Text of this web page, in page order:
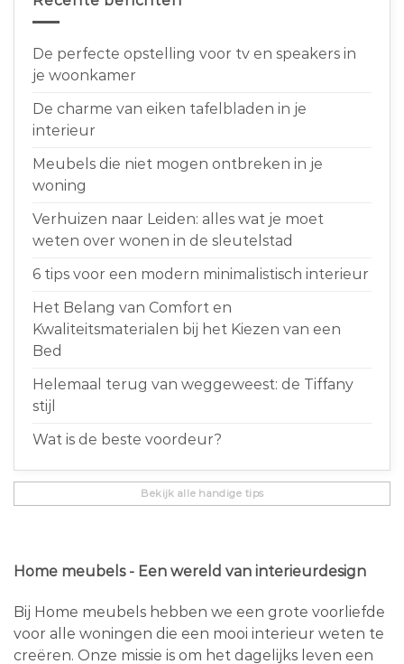
De perfecte opstelling voor tv en speakers in
je woonkamer
De charme van eiken tafelbladen in je
interieur
Meubels die niet mogen ontbreken in je
woning
Verhuizen naar Leiden: alles wat je moet
weten over wonen in de sleutelstad
6 tips voor een modern minimalistisch interieur
Het Belang van Comfort en
Kwaliteitsmaterialen bij het Kiezen van een
Bed
Helemaal terug van weggeweest: de Tiffany
stijl
Wat is de beste voordeur?
Bekijk alle handige tips
Home meubels - Een wereld van interieurdesign
Bij Home meubels hebben we een grote voorliefde
voor alle woningen die een mooi interieur weten te
creëren. Onze missie is om het dagelijks leven een